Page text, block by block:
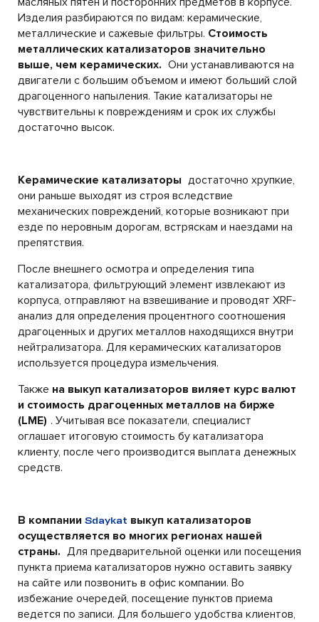
Изделия разбираются по видам: керамические,
металлические и сажевые фильтры. Стоимость
металлических катализаторов значительно
выше, чем керамических. Они устанавливаются на
двигатели с большим объемом и имеют больший слой
драгоценного напыления. Такие катализаторы не
чувствительны к повреждениям и срок их службы
достаточно высок.
Керамические катализаторы достаточно хрупкие,
они раньше выходят из строя вследствие
механических повреждений, которые возникают при
езде по неровным дорогам, встряскам и наездами на
препятствия.
После внешнего осмотра и определения типа
катализатора, фильтрующий элемент извлекают из
корпуса, отправляют на взвешивание и проводят XRF-
анализ для определения процентного соотношения
драгоценных и других металлов находящихся внутри
нейтрализатора. Для керамических катализаторов
используется процедура измельчения.
Также на выкуп катализаторов виляет курс валют
и стоимость драгоценных металлов на бирже
(LME) . Учитывая все показатели, специалист
оглашает итоговую стоимость бу катализатора
клиенту, после чего производится выплата денежных
средств.
В компании Sdaykat выкуп катализаторов
осуществляется во многих регионах нашей
страны. Для предварительной оценки или посещения
пункта приема катализаторов нужно оставить заявку
на сайте или позвонить в офис компании. Во
избежание очередей, посещение пунктов приема
ведется по записи. Для большего удобства клиентов,